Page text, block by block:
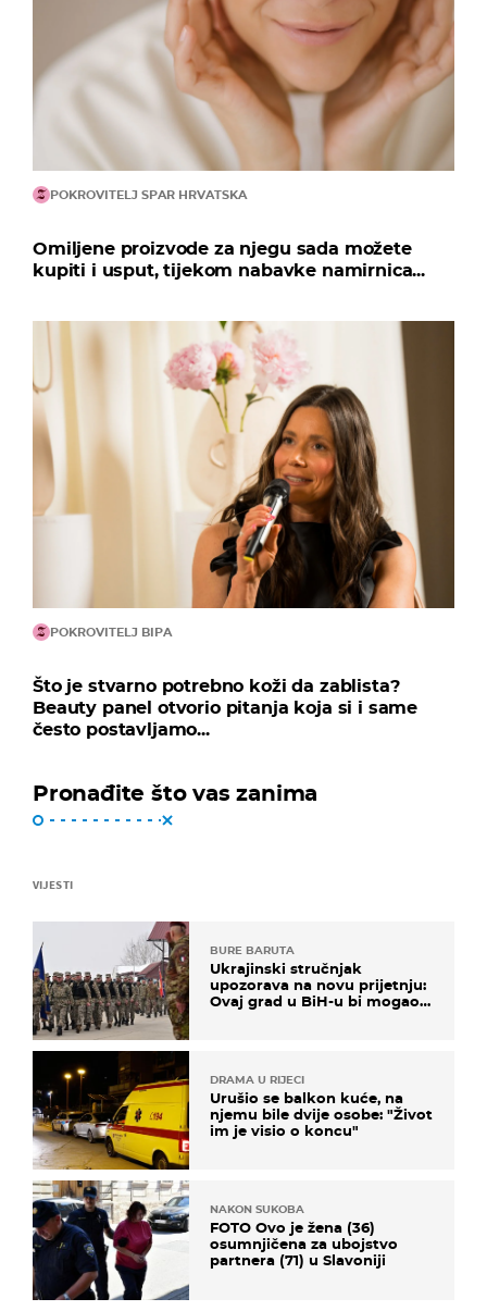
POKROVITELJ SPAR HRVATSKA
Omiljene proizvode za njegu sada možete
kupiti i usput, tijekom nabavke namirnica...
POKROVITELJ BIPA
Što je stvarno potrebno koži da zablista?
Beauty panel otvorio pitanja koja si i same
često postavljamo...
Pronađite što vas zanima
VIJESTI
BURE BARUTA
Ukrajinski stručnjak
upozorava na novu prijetnju:
Ovaj grad u BiH-u bi mogao
DRAMA U RIJECI
Urušio se balkon kuće, na
njemu bile dvije osobe: "Život
im je visio o koncu"
NAKON SUKOBA
FOTO Ovo je žena (36)
osumnjičena za ubojstvo
partnera (71) u Slavoniji